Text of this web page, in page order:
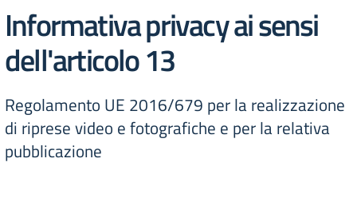
Informativa privacy ai sensi
dell'articolo 13
Regolamento UE 2016/679 per la realizzazione
di riprese video e fotografiche e per la relativa
pubblicazione